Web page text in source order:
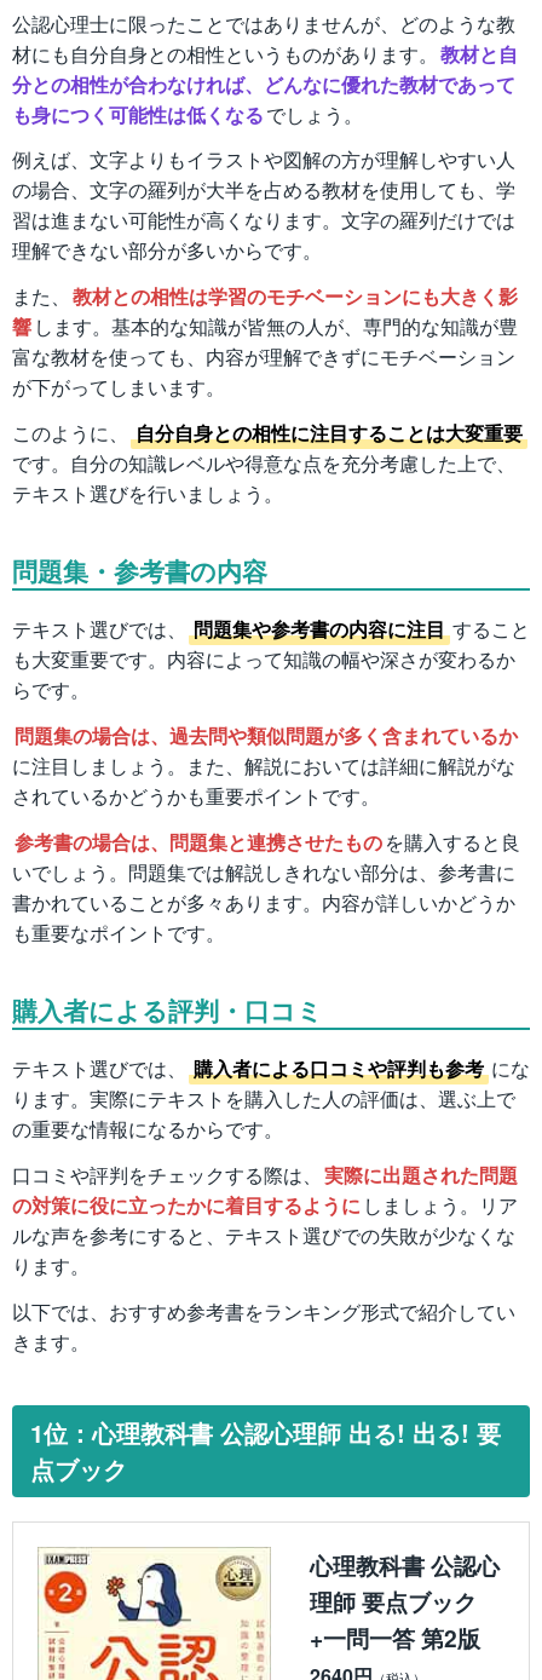
公認心理士に限ったことではありませんが、どのような教
材にも自分自身との相性というものがあります。 教材と自
分との相性が合わなければ、どんなに優れた教材であって
も身につく可能性は低くなるでしょう。
例えば、文字よりもイラストや図解の方が理解しやすい人
の場合、文字の羅列が大半を占める教材を使用しても、学
習は進まない可能性が高くなります。文字の羅列だけでは
理解できない部分が多いからです。
また、 教材との相性は学習のモチベーションにも大きく影
響 します。基本的な知識が皆無の人が、専門的な知識が豊
富な教材を使っても、内容が理解できずにモチベーション
が下がってしまいます。
このように、
自分自身との相性に注目することは大変重要
です。自分の知識レベルや得意な点を充分考慮した上で、
テキスト選びを行いましょう。
問題集・参考書の内容
テキスト選びでは、 問題集や参考書の内容に注目 すること
も大変重要です。内容によって知識の幅や深さが変わるか
らです。
問題集の場合は、過去問や類似問題が多く含まれているか
に注目しましょう。また、解説においては詳細に解説がな
されているかどうかも重要ポイントです。
参考書の場合は、問題集と連携させたものを購入すると良
いでしょう。問題集では解説しきれない部分は、参考書に
書かれていることが多々あります。内容が詳しいかどうか
も重要なポイントです。
購入者による評判・口コミ
テキスト選びでは、 購入者による口コミや評判も参考 にな
ります。実際にテキストを購入した人の評価は、選ぶ上で
の重要な情報になるからです。
口コミや評判をチェックする際は、 実際に出題された問題
の対策に役に立ったかに着目するように しましょう。リア
ルな声を参考にすると、テキスト選びでの失敗が少なくな
ります。
以下では、おすすめ参考書をランキング形式で紹介してい
きます。
1位：心理教科書 公認心理師 出る! 出る! 要
点ブック
心理教科書 公認心
理師 要点ブック
+一問一答 第2版